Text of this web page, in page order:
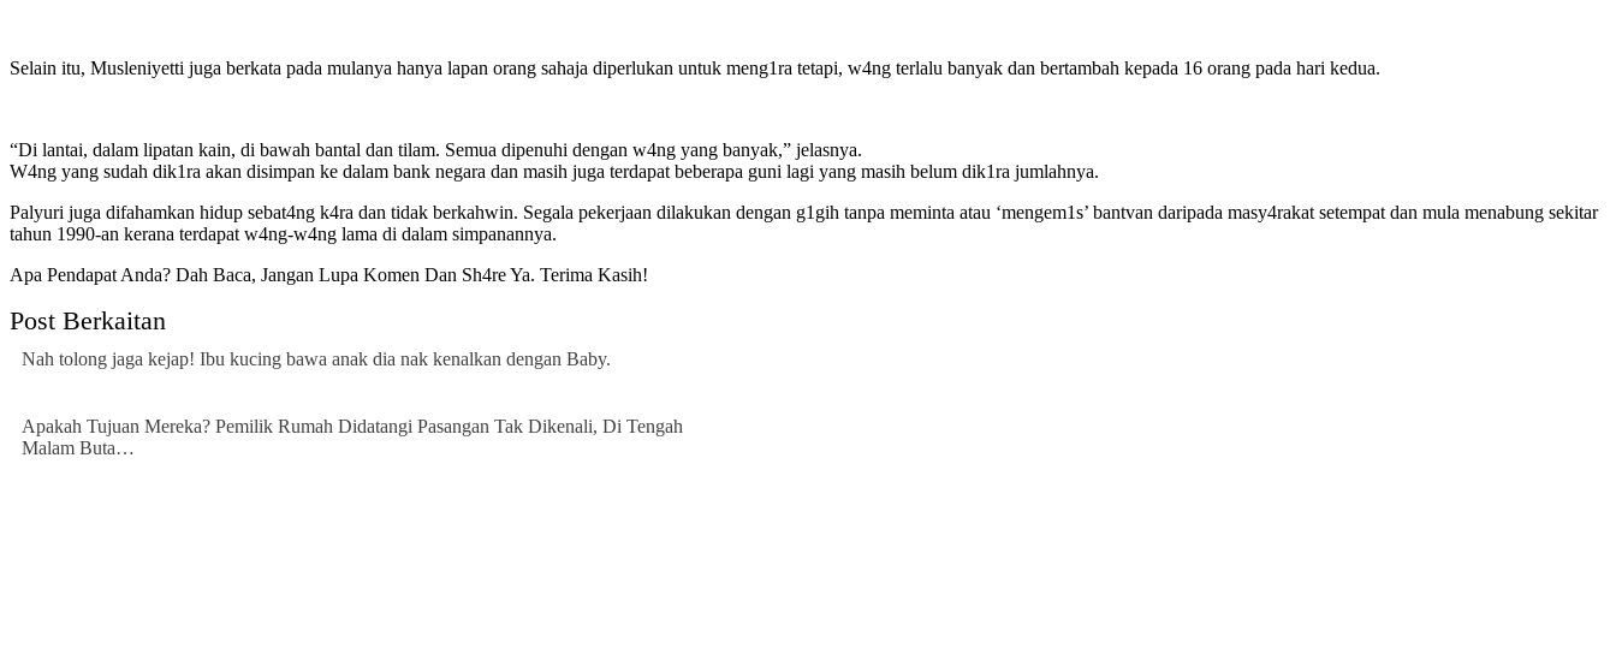
Selain itu, Musleniyetti juga berkata pada mulanya hanya lapan orang sahaja diperlukan untuk meng1ra tetapi, w4ng terlalu banyak dan bertambah kepada 16 orang pada hari kedua.
“Di lantai, dalam lipatan kain, di bawah bantal dan tilam. Semua dipenuhi dengan w4ng yang banyak,” jelasnya.
W4ng yang sudah dik1ra akan disimpan ke dalam bank negara dan masih juga terdapat beberapa guni lagi yang masih belum dik1ra jumlahnya.
Palyuri juga difahamkan hidup sebat4ng k4ra dan tidak berkahwin. Segala pekerjaan dilakukan dengan g1gih tanpa meminta atau ‘mengem1s’ bantvan daripada masy4rakat setempat dan mula menabung sekitar
tahun 1990-an kerana terdapat w4ng-w4ng lama di dalam simpanannya.
Apa Pendapat Anda? Dah Baca, Jangan Lupa Komen Dan Sh4re Ya. Terima Kasih!
Post Berkaitan
Nah tolong jaga kejap! Ibu kucing bawa anak dia nak kenalkan dengan Baby.
Apakah Tujuan Mereka? Pemilik Rumah Didatangi Pasangan Tak Dikenali, Di Tengah
Malam Buta…